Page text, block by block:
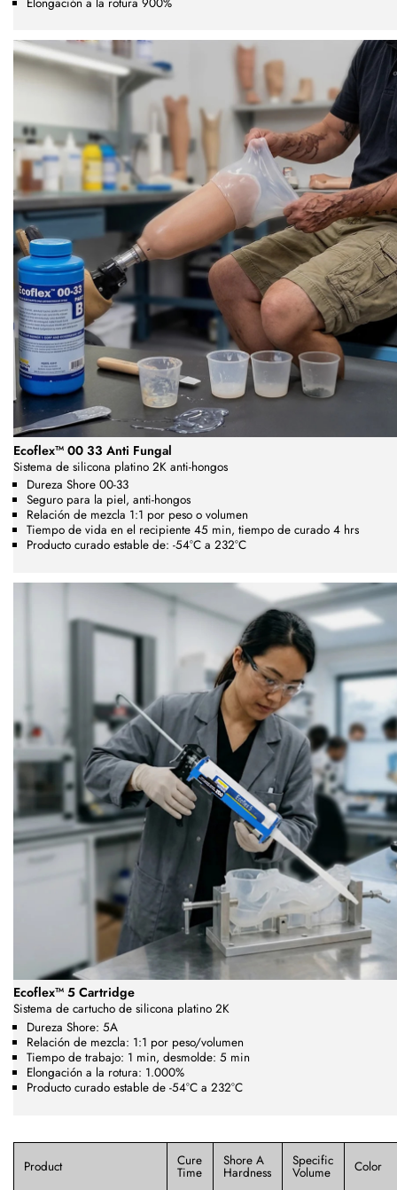
Ecoflex™ 00 33 Anti Fungal
Sistema de silicona platino 2K anti-hongos
Dureza Shore 00-33
Seguro para la piel, anti-hongos
Relación de mezcla 1:1 por peso o volumen
Tiempo de vida en el recipiente 45 min, tiempo de curado 4 hrs
Producto curado estable de: -54°C a 232°C
Ecoflex™ 5 Cartridge
Sistema de cartucho de silicona platino 2K
Dureza Shore: 5A
Relación de mezcla: 1:1 por peso/volumen
Tiempo de trabajo: 1 min, desmolde: 5 min
Elongación a la rotura: 1.000%
Producto curado estable de -54°C a 232°C
Product Cure
Time
Shore A
Hardness
Specific
Volume Color